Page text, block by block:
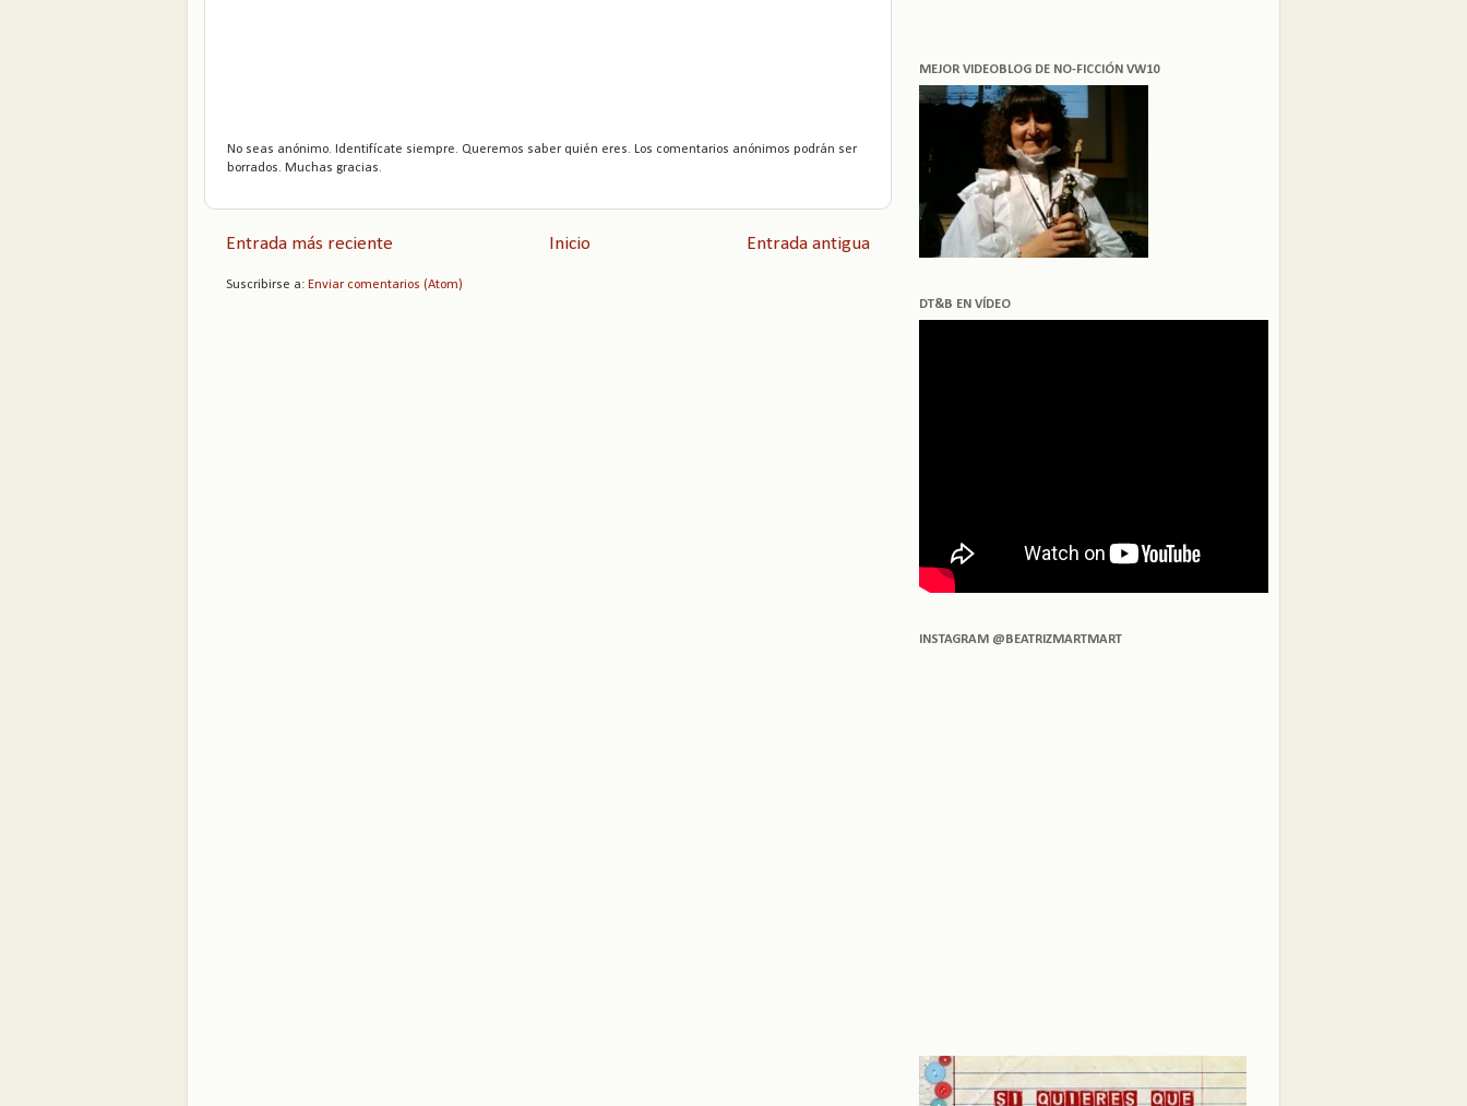
No seas anónimo. Identifícate siempre. Queremos saber quién eres. Los comentarios anónimos podrán ser
borrados. Muchas gracias.
Entrada más reciente Entrada antigua
Inicio
Suscribirse a: Enviar comentarios (Atom)
MEJOR VIDEOBLOG DE NO-FICCIÓN VW10
DT&B EN VÍDEO
INSTAGRAM @BEATRIZMARTMART